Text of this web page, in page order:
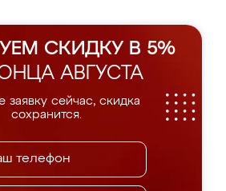
СКИДКУ В 5%
АВГУСТА
заявку сейчас, скидка
сохранится.